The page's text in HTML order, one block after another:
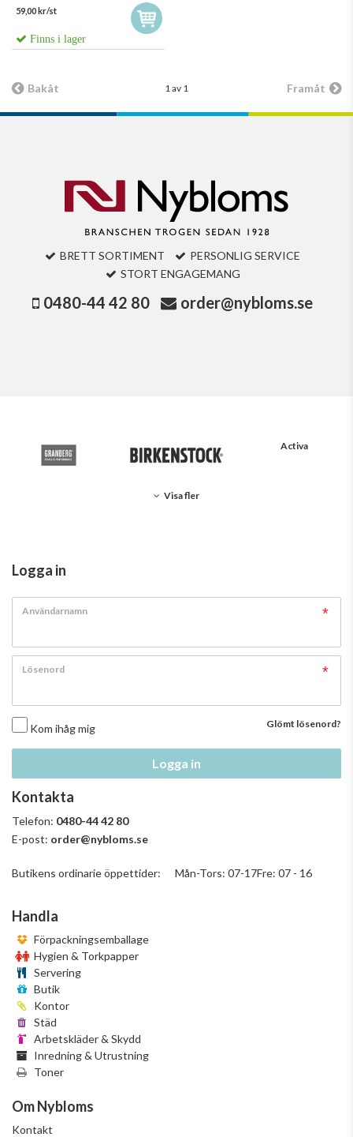
59,00 kr/st
Finns i lager
Bakåt 1 av 1 Framåt
BRETT SORTIMENT
PERSONLIG SERVICE
STORT ENGAGEMANG
0480-44 42 80 order@nybloms.se
Activa
Visa fler
Logga in
Användarnamn
Lösenord
Kom ihåg mig Glömt lösenord?
Logga in
Kontakta
Telefon: 0480-44 42 80
E-post: order@nybloms.se
Butikens ordinarie öppettider: Mån-Tors: 07-17Fre: 07 - 16
Handla
Förpackningsemballage
Hygien & Torkpapper
Servering
Butik
Kontor
Städ
Arbetskläder & Skydd
Inredning & Utrustning
Toner
Om Nybloms
Kontakt